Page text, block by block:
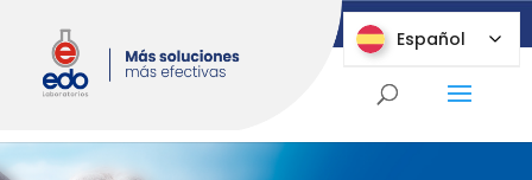
Español
Español